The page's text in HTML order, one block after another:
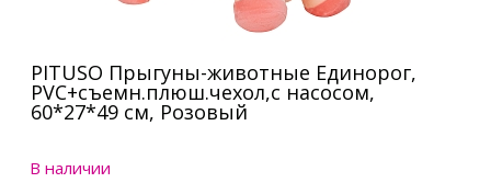
PITUSO Прыгуны-животные Единорог,
PVC+съемн.плюш.чехол,с насосом,
60*27*49 см, Розовый
В наличии